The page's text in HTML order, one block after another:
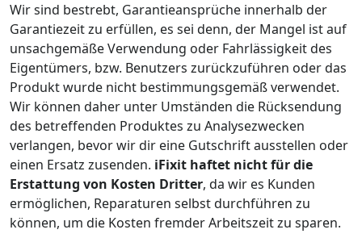
Wir sind bestrebt, Garantieansprüche innerhalb der
Garantiezeit zu erfüllen, es sei denn, der Mangel ist auf
unsachgemäße Verwendung oder Fahrlässigkeit des
Eigentümers, bzw. Benutzers zurückzuführen oder das
Produkt wurde nicht bestimmungsgemäß verwendet.
Wir können daher unter Umständen die Rücksendung
des betreffenden Produktes zu Analysezwecken
verlangen, bevor wir dir eine Gutschrift ausstellen oder
einen Ersatz zusenden. iFixit haftet nicht für die
Erstattung von Kosten Dritter, da wir es Kunden
ermöglichen, Reparaturen selbst durchführen zu
können, um die Kosten fremder Arbeitszeit zu sparen.